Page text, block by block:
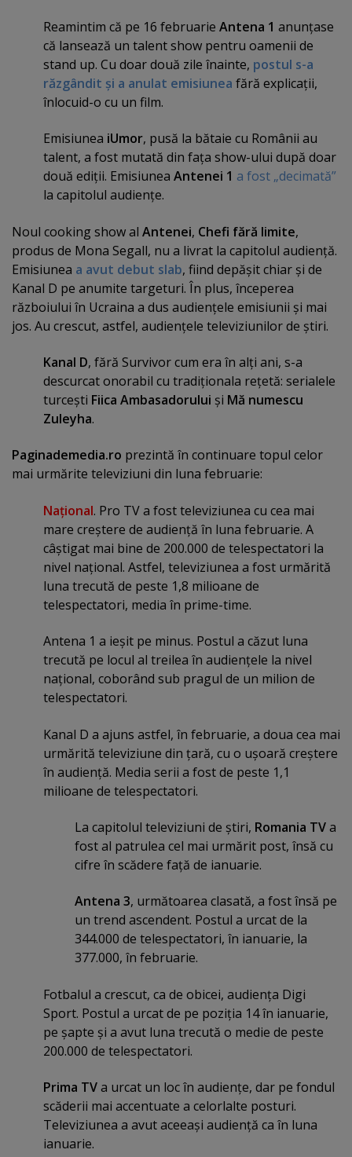
Reamintim că pe 16 februarie Antena 1 anunţase
că lansează un talent show pentru oamenii de
stand up. Cu doar două zile înainte, postul s-a
răzgândit şi a anulat emisiunea fără explicaţii,
înlocuid-o cu un film.
Emisiunea iUmor, pusă la bătaie cu Românii au
talent, a fost mutată din faţa show-ului după doar
două ediţii. Emisiunea Antenei 1 a fost „decimată”
la capitolul audienţe.
Noul cooking show al Antenei, Chefi fără limite,
produs de Mona Segall, nu a livrat la capitolul audienţă.
Emisiunea a avut debut slab, fiind depăşit chiar şi de
Kanal D pe anumite targeturi. În plus, începerea
războiului în Ucraina a dus audienţele emisiunii şi mai
jos. Au crescut, astfel, audienţele televiziunilor de ştiri.
Kanal D, fără Survivor cum era în alţi ani, s-a
descurcat onorabil cu tradiţionala reţetă: serialele
turceşti Fiica Ambasadorului şi Mă numescu
Zuleyha.
Paginademedia.ro prezintă în continuare topul celor
mai urmărite televiziuni din luna februarie:
Naţional. Pro TV a fost televiziunea cu cea mai
mare creştere de audienţă în luna februarie. A
câştigat mai bine de 200.000 de telespectatori la
nivel naţional. Astfel, televiziunea a fost urmărită
luna trecută de peste 1,8 milioane de
telespectatori, media în prime-time.
Antena 1 a ieşit pe minus. Postul a căzut luna
trecută pe locul al treilea în audienţele la nivel
naţional, coborând sub pragul de un milion de
telespectatori.
Kanal D a ajuns astfel, în februarie, a doua cea mai
urmărită televiziune din ţară, cu o uşoară creştere
în audienţă. Media serii a fost de peste 1,1
milioane de telespectatori.
La capitolul televiziuni de ştiri, Romania TVa
fost al patrulea cel mai urmărit post, însă cu
cifre în scădere faţă de ianuarie.
Antena 3, următoarea clasată, a fost însă pe
un trend ascendent. Postul a urcat de la
344.000 de telespectatori, în ianuarie, la
377.000, în februarie.
Fotbalul a crescut, ca de obicei, audienţa Digi
Sport. Postul a urcat de pe poziţia 14 în ianuarie,
pe şapte şi a avut luna trecută o medie de peste
200.000 de telespectatori.
Prima TVa urcat un loc în audienţe, dar pe fondul
scăderii mai accentuate a celorlalte posturi.
Televiziunea a avut aceeaşi audienţă ca în luna
ianuarie.